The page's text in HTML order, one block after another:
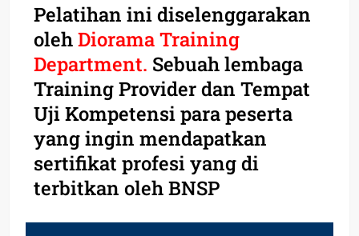
Pelatihan ini diselenggarakan
olehDiorama Training
Department. Sebuah lembaga
Training Provider dan Tempat
Uji Kompetensi para peserta
yang ingin mendapatkan
sertifikat profesi yang di
terbitkan oleh BNSP